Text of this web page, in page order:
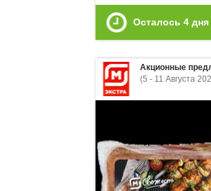
Осталось 4 дня
Акционные
(5 - 11 Августа